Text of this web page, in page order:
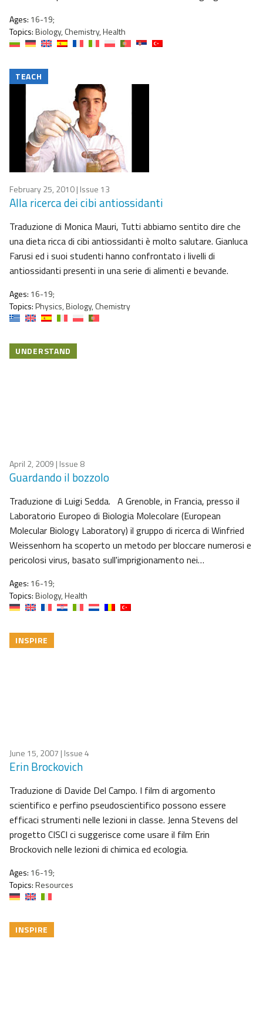
Ages: 16-19;
Topics:Biology, Chemistry, Health
TEACH
February 25, 2010| Issue 13
Alla ricerca dei cibi antiossidanti
Traduzione di Monica Mauri, Tutti abbiamo sentito dire che
una dieta ricca di cibi antiossidanti è molto salutare. Gianluca
Farusi ed i suoi studenti hanno confrontato i livelli di
antiossidanti presenti in una serie di alimenti e bevande.
Ages: 16-19;
Topics:Physics, Biology, Chemistry
UNDERSTAND
April 2, 2009 | Issue 8
Guardando il bozzolo
Traduzione di Luigi Sedda. A Grenoble, in Francia, presso il
Laboratorio Europeo di Biologia Molecolare (European
Molecular Biology Laboratory) il gruppo di ricerca di Winfried
Weissenhorn ha scoperto un metodo per bloccare numerosi e
pericolosi virus, basato sull'imprigionamento nei…
Ages: 16-19;
Topics:Biology, Health
INSPIRE
June 15, 2007 | Issue 4
Erin Brockovich
Traduzione di Davide Del Campo. I film di argomento
scientifico e perfino pseudoscientifico possono essere
efficaci strumenti nelle lezioni in classe. Jenna Stevens del
progetto CISCI ci suggerisce come usare il film Erin
Brockovich nelle lezioni di chimica ed ecologia.
Ages: 16-19;
Topics:Resources
INSPIRE